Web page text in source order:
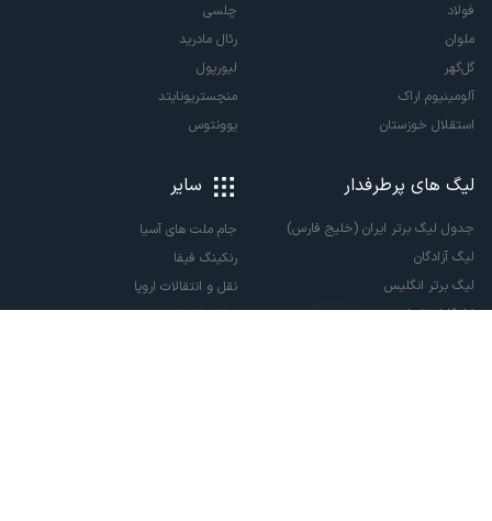
فولاد
ملوان
گل‌گهر
آلومینیوم اراک
استقلال خوزستان
چلسی
رئال مادرید
لیورپول
منچستریونایتد
یوونتوس
لیگ های پرطرفدار
جدول لیگ برتر ایران (خلیج فارس)
لیگ آزادگان
لیگ برتر انگلیس
لالیگا اسپانیا
سایر
جام ملت های آسیا
رنکینگ فیفا
نقل و انتقالات اروپا
نقل و انتقالات ایران